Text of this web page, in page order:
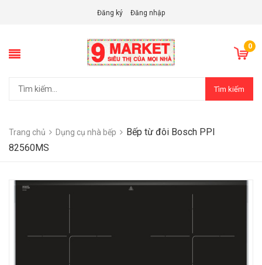
Đăng ký Đăng nhập
0
Tìm kiếm
Trang chủ Dụng cụ nhà bếp
Bếp từ đôi Bosch PPI
82560MS